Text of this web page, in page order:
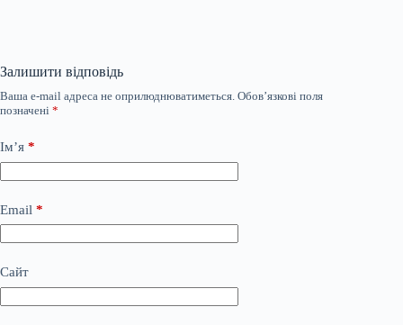
Залишити відповідь
Ваша e-mail адреса не оприлюднюватиметься. Обов’язкові поля
позначені *
Ім’я *
Email *
Сайт